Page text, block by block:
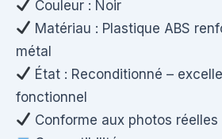
Couleur : Noir
Matériau : Plastique ABS
métal
État : Reconditionné –
fonctionnel
Conforme aux photos réelles